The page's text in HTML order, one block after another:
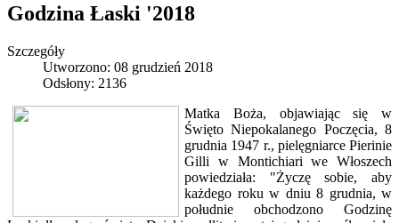
Godzina Łaski '2018
Szczegóły
Utworzono: 08 grudzień 2018
Odsłony: 2136
Matka Boża, objawiając się w
Święto Niepokalanego Poczęcia, 8
grudnia 1947 r., pielęgniarce Pierinie
Gilli w Montichiari we Włoszech
powiedziała: "Życzę sobie, aby
każdego roku w dniu 8 grudnia, w
południe obchodzono Godzinę